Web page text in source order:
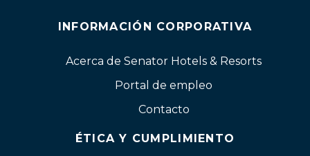
INFORMACIÓN CORPORATIVA
Acerca de Senator Hotels & Resorts
Portal de empleo
Contacto
ÉTICA Y CUMPLIMIENTO